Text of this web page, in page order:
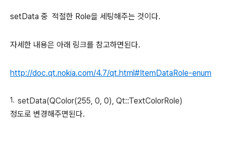
setData 중 적절한 Role을 세팅해주는 것이다.
자세한 내용은 아래 링크를 참고하면된다.
http://doc.qt.nokia.com/4.7/qt.html#ItemDataRole-enum
setData(QColor(255, 0, 0), Qt::TextColorRole)
정도로 변경해주면된다.